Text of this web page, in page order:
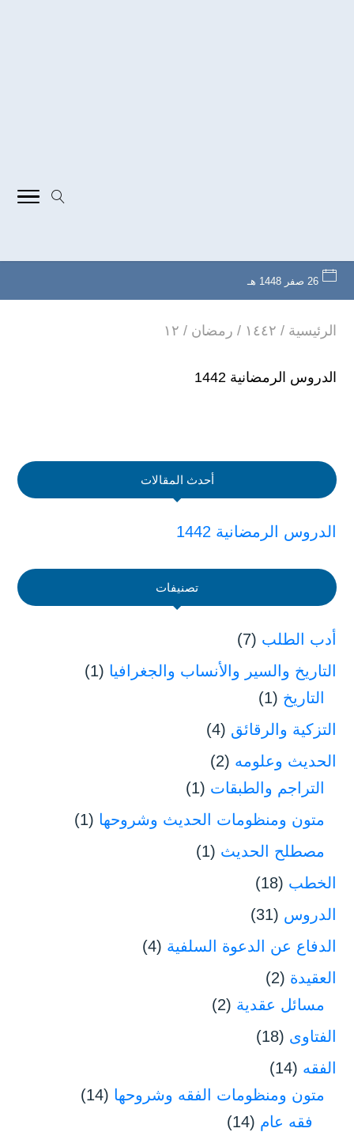
26 صفر 1448 هـ
الرئيسية / ۱٤٤۲ / رمضان / ۱۲
الدروس الرمضانية 1442
أحدث المقالات
الدروس الرمضانية 1442
تصنيفات
أدب الطلب (7)
التاريخ والسير والأنساب والجغرافيا (1)
التاريخ (1)
التزكية والرقائق (4)
الحديث وعلومه (2)
التراجم والطبقات (1)
متون ومنظومات الحديث وشروحها (1)
مصطلح الحديث (1)
الخطب (18)
الدروس (31)
الدفاع عن الدعوة السلفية (4)
العقيدة (2)
مسائل عقدية (2)
الفتاوى (18)
الفقه (14)
متون ومنظومات الفقه وشروحها (14)
فقه عام (14)